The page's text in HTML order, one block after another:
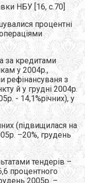
НБУ [16, с.70]
процентні
за кредитами
у 2004р.,
рефінансуваня з
й у грудні 2004р.
- 14,1%річних), у
(підвищилася на
–20%, грудень
тендерів –
процентного
2005р. –